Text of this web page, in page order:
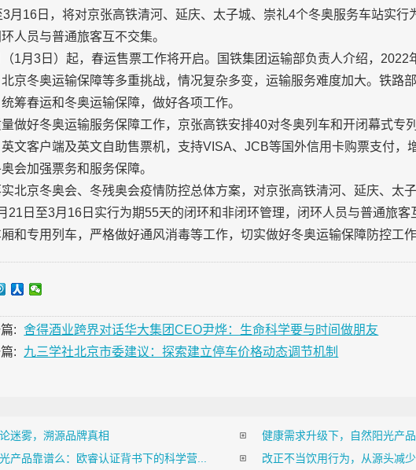
3月16日，将对京张高铁清河、延庆、太子城、崇礼4个冬奥服务车站实行
人员与普通旅客互不交集。
（1月3日）起，春运售票工作将开启。国铁集团运输部负责人介绍，2022
京冬奥运输保障等多重挑战，情况复杂多变，运输服务难度加大。铁路
筹春运和冬奥运输保障，做好各项工作。
做好冬奥运输服务保障工作，京张高铁安排40对冬奥列车和开闭幕式专
文客户端及英文自助售票机，支持VISA、JCB等国外信用卡购票支付，
会加强票务和服务保障。
北京冬奥会、冬残奥会疫情防控总体方案，对京张高铁清河、延庆、太
21日至3月16日实行为期55天的闭环和非闭环管理，闭环人员与普通旅客
和专用列车，严格做好通风消毒等工作，切实做好冬奥运输保障防控工作
篇:
舍得酒业跨界对话华大集团CEO尹烨：生命科学要与时间做朋友
:
九三学社北京市委建议：探索建立停车价格动态调节机制
迷雾，溯源品牌真相
健康需求升级下，自然阳光产
产品靠谱么：欧睿认证背书下的科学营...
改正不当饮用行为，从源头减